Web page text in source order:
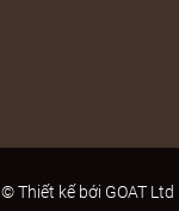
© Thiết kế bới GOAT Ltd